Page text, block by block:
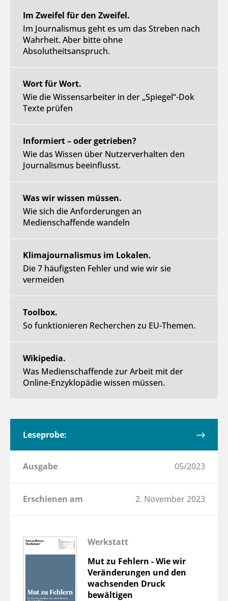
Im Zweifel für den Zweifel.
Im Journalismus geht es um das Streben nach
Wahrheit. Aber bitte ohne
Absolutheitsanspruch.
Wort für Wort.
Wie die Wissensarbeiter in der „Spiegel“-Dok
Texte prüfen
Informiert – oder getrieben?
Wie das Wissen über Nutzerverhalten den
Journalismus beeinflusst.
Was wir wissen müssen.
Wie sich die Anforderungen an
Medienschaffende wandeln
Klimajournalismus im Lokalen.
Die 7 häufigsten Fehler und wie wir sie
vermeiden
Toolbox.
So funktionieren Recherchen zu EU-Themen.
Wikipedia.
Was Medienschaffende zur Arbeit mit der
Online-Enzyklopädie wissen müssen.
Leseprobe:
Ausgabe 05/2023
Erschienen am 2. November 2023
Werkstatt
Mut zu Fehlern - Wie wir
Veränderungen und den
wachsenden Druck
bewältigen